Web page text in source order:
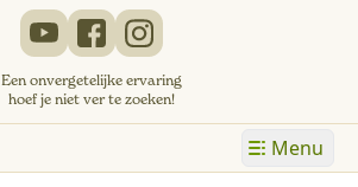
Een onvergetelijke ervaring
hoef je niet ver te zoeken!
Menu